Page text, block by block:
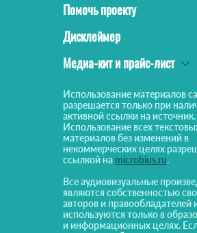
Помочь проекту
Дисклеймер
Медиа-кит и прайс-лист
Использование материалов
разрешается только при
активной ссылки на источник.
Использование всех
материалов без изменений в
некоммерческих целях
ссылкой на microbius.ru.
Все аудиовизуальные
являются собственностью
авторов и правообладателей
используются только в
и информационных целях.